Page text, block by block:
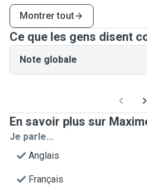
Montrer tout
Ce que les gens disent
Note globale
En savoir plus sur
Je parle...
Anglais
Français